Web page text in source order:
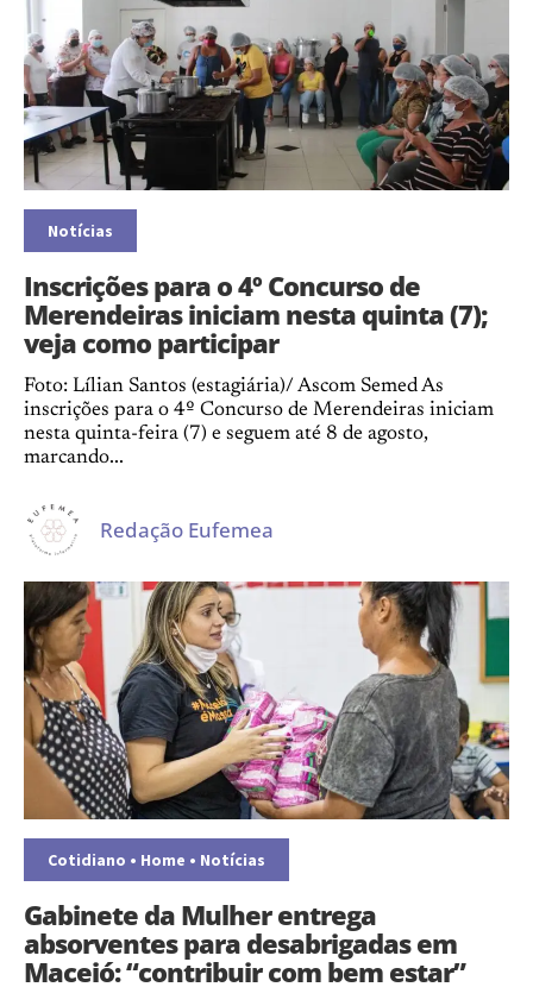
Notícias
Inscrições para o 4º Concurso de
Merendeiras iniciam nesta quinta (7);
veja como participar
Foto: Lílian Santos (estagiária)/ Ascom Semed As
inscrições para o 4º Concurso de Merendeiras iniciam
nesta quinta-feira (7) e seguem até 8 de agosto,
marcando...
Redação Eufemea
Cotidiano • Home • Notícias
Gabinete da Mulher entrega
absorventes para desabrigadas em
Maceió: “contribuir com bem estar”